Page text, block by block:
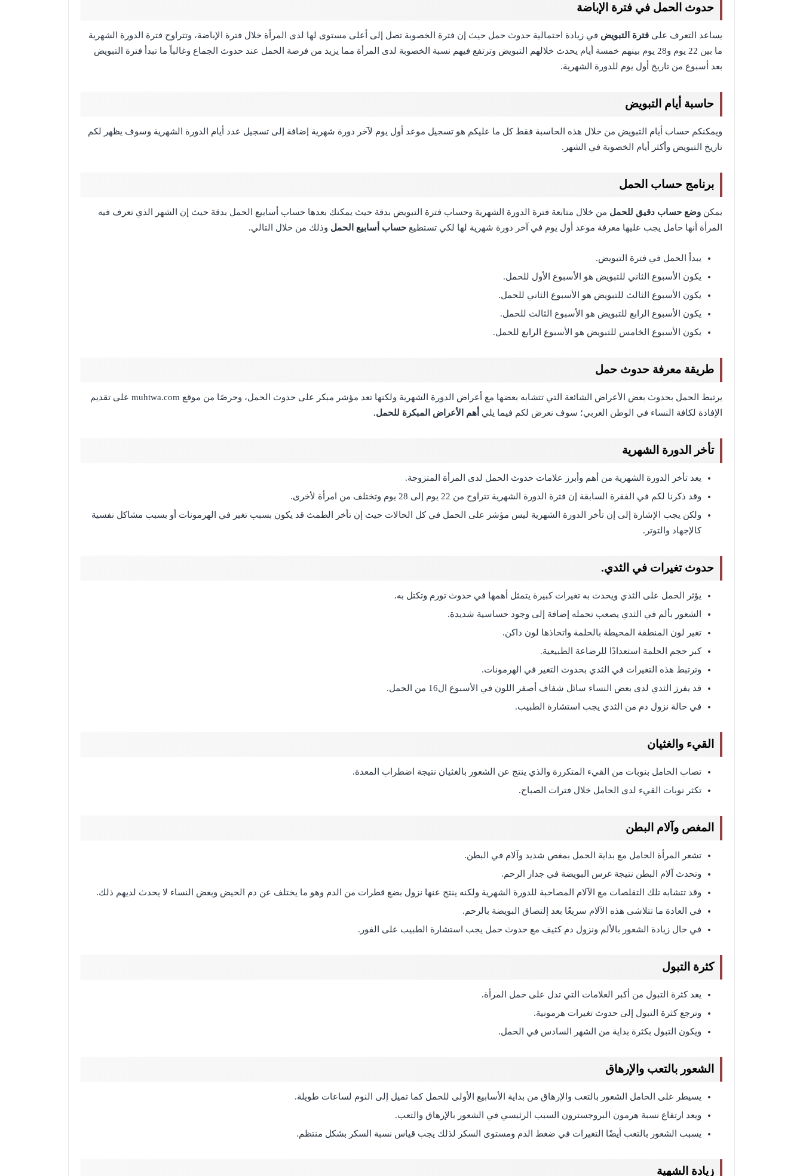
حدوث الحمل في فترة الإباضة
يساعد التعرف على فترة التبويض في زيادة احتمالية حدوث حمل حيث إن فترة الخصوبة تصل إلى أعلى مستوى لها لدى المرأة خلال فترة الإباضة، وتتراوح فترة الدورة الشهرية
ما بين 22 يوم و28 يوم بينهم خمسة أيام يحدث خلالهم التبويض وترتفع فيهم نسبة الخصوبة لدى المرأة مما يزيد من فرصة الحمل عند حدوث الجماع وغالباً ما تبدأ فترة التبويض
بعد أسبوع من تاريخ أول يوم للدورة الشهرية.
حاسبة أيام التبويض
ويمكنكم حساب أيام التبويض من خلال هذه الحاسبة فقط كل ما عليكم هو تسجيل موعد أول يوم لآخر دورة شهرية إضافة إلى تسجيل عدد أيام الدورة الشهرية وسوف يظهر لكم
تاريخ التبويض وأكثر أيام الخصوبة في الشهر.
برنامج حساب الحمل
يمكن وضع حساب دقيق للحمل من خلال متابعة فترة الدورة الشهرية وحساب فترة التبويض بدقة حيث يمكنك بعدها حساب أسابيع الحمل بدقة حيث إن الشهر الذي تعرف فيه
المرأة أنها حامل يجب عليها معرفة موعد أول يوم في آخر دورة شهرية لها لكي تستطيع حساب أسابيع الحمل وذلك من خلال التالي.
يبدأ الحمل في فترة التبويض.
يكون الأسبوع الثاني للتبويض هو الأسبوع الأول للحمل.
يكون الأسبوع الثالث للتبويض هو الأسبوع الثاني للحمل.
يكون الأسبوع الرابع للتبويض هو الأسبوع الثالث للحمل.
يكون الأسبوع الخامس للتبويض هو الأسبوع الرابع للحمل.
طريقة معرفة حدوث حمل
يرتبط الحمل بحدوث بعض الأعراض الشائعة التي تتشابه بعضها مع أعراض الدورة الشهرية ولكنها تعد مؤشر مبكر على حدوث الحمل، وحرصًا من موقع muhtwa.com على تقديم
الإفادة لكافة النساء في الوطن العربي؛ سوف نعرض لكم فيما يلي أهم الأعراض المبكرة للحمل.
تأخر الدورة الشهرية
يعد تأخر الدورة الشهرية من أهم وأبرز علامات حدوث الحمل لدى المرأة المتزوجة.
وقد ذكرنا لكم في الفقرة السابقة إن فترة الدورة الشهرية تتراوح من 22 يوم إلى 28 يوم وتختلف من امرأة لأخرى.
ولكن يجب الإشارة إلى إن تأخر الدورة الشهرية ليس مؤشر على الحمل في كل الحالات حيث إن تأخر الطمث قد يكون بسبب تغير في الهرمونات أو بسبب مشاكل نفسية
كالإجهاد والتوتر.
حدوث تغيرات في الثدي.
يؤثر الحمل على الثدي ويحدث به تغيرات كبيرة يتمثل أهمها في حدوث تورم وتكتل به.
الشعور بألم في الثدي يصعب تحمله إضافة إلى وجود حساسية شديدة.
تغير لون المنطقة المحيطة بالحلمة واتخاذها لون داكن.
كبر حجم الحلمة استعدادًا للرضاعة الطبيعية.
وترتبط هذه التغيرات في الثدي بحدوث التغير في الهرمونات.
قد يفرز الثدي لدى بعض النساء سائل شفاف أصفر اللون في الأسبوع ال16 من الحمل.
في حالة نزول دم من الثدي يجب استشارة الطبيب.
القيء والغثيان
تصاب الحامل بنوبات من القيء المتكررة والذي ينتج عن الشعور بالغثيان نتيجة اضطراب المعدة.
تكثر نوبات القيء لدى الحامل خلال فترات الصباح.
المغص وآلام البطن
تشعر المرأة الحامل مع بداية الحمل بمغص شديد وآلام في البطن.
وتحدث آلام البطن نتيجة غرس البويضة في جدار الرحم.
وقد تتشابه تلك التقلصات مع الآلام المصاحبة للدورة الشهرية ولكنه ينتج عنها نزول بضع قطرات من الدم وهو ما يختلف عن دم الحيض وبعض النساء لا يحدث لديهم ذلك.
في العادة ما تتلاشى هذه الآلام سريعًا بعد إلتصاق البويضة بالرحم.
في حال زيادة الشعور بالألم ونزول دم كثيف مع حدوث حمل يجب استشارة الطبيب على الفور.
كثرة التبول
يعد كثرة التبول من أكبر العلامات التي تدل على حمل المرأة.
وترجع كثرة التبول إلى حدوث تغيرات هرمونية.
ويكون التبول بكثرة بداية من الشهر السادس في الحمل.
الشعور بالتعب والإرهاق
يسيطر على الحامل الشعور بالتعب والإرهاق من بداية الأسابيع الأولى للحمل كما تميل إلى النوم لساعات طويلة.
ويعد ارتفاع نسبة هرمون البروجسترون السبب الرئيسي في الشعور بالإرهاق والتعب.
يسبب الشعور بالتعب أيضًا التغيرات في ضغط الدم ومستوى السكر لذلك يجب قياس نسبة السكر بشكل منتظم.
زيادة الشهية